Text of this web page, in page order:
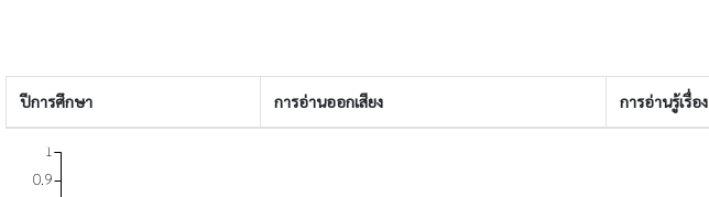
ปีการศึกษา การอ่านออกเสียง การอ่านรู้เรื่อง
0.9
1